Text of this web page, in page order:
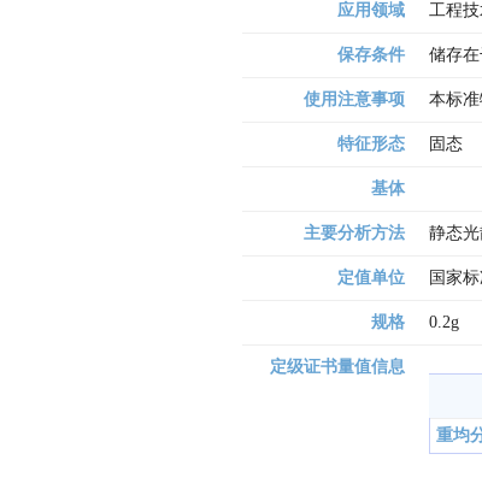
应用领域 工程
保存条件 储存
使用注意事项 本标
特征形态 固态
基体
主要分析方法 静态
定值单位 国家
规格 0.2g
定级证书量值信息
重均